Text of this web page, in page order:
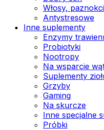
Włosy,
Antystresowe
Inne suplementy
Enzymy
Probiotyki
Nootropy
Na wsparcie
Suplementy
Grzyby
Gaming
Na skurcze
Inne specjalne
Próbki